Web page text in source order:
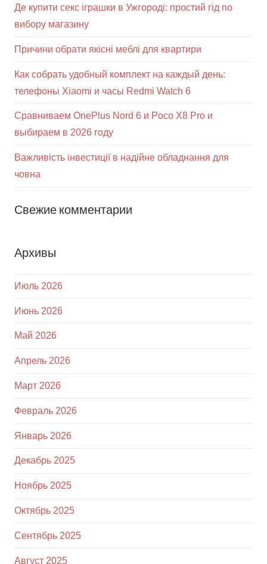
Де купити секс іграшки в Ужгороді: простий гід по
вибору магазину
Причини обрати якісні меблі для квартири
Как собрать удобный комплект на каждый день:
телефоны Xiaomi и часы Redmi Watch 6
Сравниваем OnePlus Nord 6 и Poco X8 Pro и
выбираем в 2026 году
Важливість інвестиції в надійне обладнання для
човна
Свежие комментарии
Архивы
Июль 2026
Июнь 2026
Май 2026
Апрель 2026
Март 2026
Февраль 2026
Январь 2026
Декабрь 2025
Ноябрь 2025
Октябрь 2025
Сентябрь 2025
Август 2025